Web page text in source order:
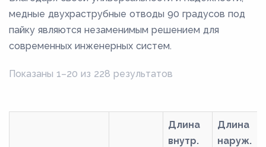
медные двухраструбные отводы 90 градусов под
пайку являются незаменимым решением для
современных инженерных систем.
Показаны 1–20 из 228 результатов
Длина
внутр.
Длина
наруж.